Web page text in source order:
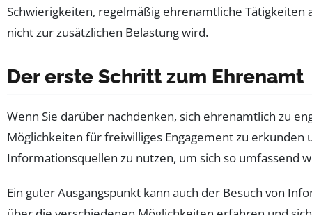
Schwierigkeiten, regelmäßig ehrenamtliche Tätigkeiten
nicht zur zusätzlichen Belastung wird.
Der erste Schritt zum Ehrenamt
Wenn Sie darüber nachdenken, sich ehrenamtlich zu
Möglichkeiten für freiwilliges Engagement zu
Informationsquellen zu nutzen, um sich so umfassend
Ein guter Ausgangspunkt kann auch der Besuch von